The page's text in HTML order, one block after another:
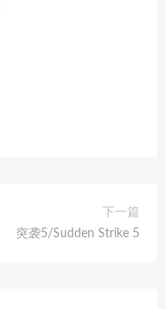
下一篇
突袭5/Sudden Strike 5